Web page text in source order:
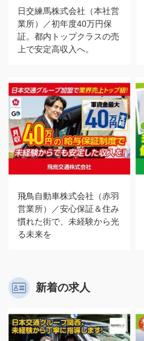
日交練馬株式会社（本社営
業所）／初年度40万円保
証。都内トップクラスの売
上で安定高収入へ。
飛鳥自動車株式会社（赤羽
営業所）／安心保証＆住み
慣れた街で、未経験から光
る未来を
新着の求人